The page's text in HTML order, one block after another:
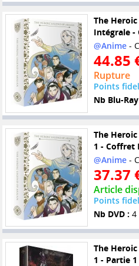
The
Intégrale -
@Anime-
44.85
Rupture
Points
Nb Blu-
The
1 - Coffret
@Anime-
37.37
Article
Points
Nb DVD : 4
The
1 - Partie